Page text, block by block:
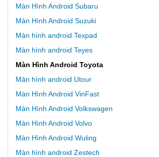
Màn Hình Android Subaru
Màn Hình Android Suzuki
Màn hình android Texpad
Màn hình android Teyes
Màn Hình Android Toyota
Màn hình android Utour
Màn Hình Android VinFast
Màn Hình Android Volkswagen
Màn Hình Android Volvo
Màn Hình Android Wuling
Màn hình android Zestech